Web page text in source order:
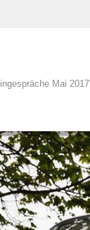
Mai 2017